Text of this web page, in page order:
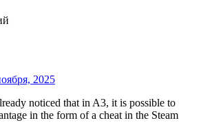
2025
noticed that in A3, it is possible to
in the form of a cheat in the Steam